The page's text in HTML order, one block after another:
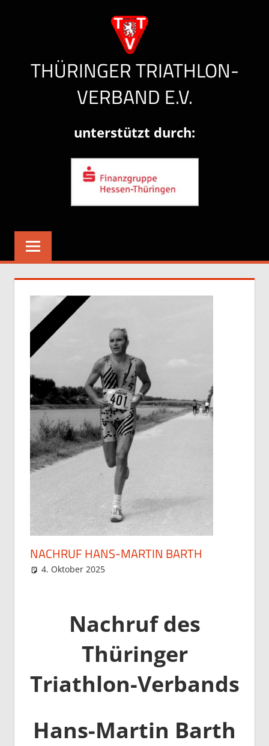
THÜRINGER TRIATHLON-
VERBAND E.V.
unterstützt durch:
NACHRUF HANS-MARTIN BARTH
4. Oktober 2025
Nachruf des
Thüringer
Triathlon-Verbands
Hans-Martin Barth